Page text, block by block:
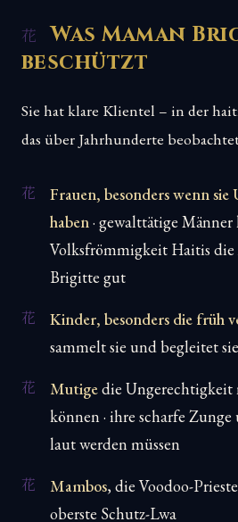
Was Maman
beschützt
Sie hat klare Klientel – in der
das über Jahrhunderte
Frauen, besonders wenn
haben· gewalttätige
Volksfrömmigkeit Haitis
Brigitte gut
Kinder, besonders die früh
sammelt sie und begleitet
Mutigedie Ungerechtigkeit
können · ihre scharfe
laut werden müssen
Mambos, die Voodoo-
oberste Schutz-Lwa